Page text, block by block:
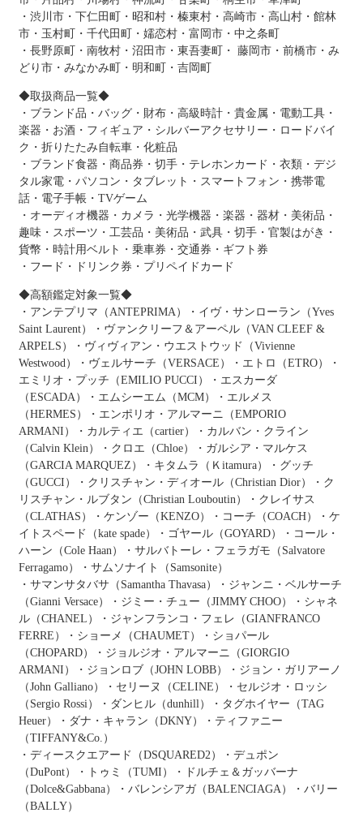
・渋川市・下仁田町・昭和村・榛東村・高崎市・高山村・館林
市・玉村町・千代田町・嬬恋村・富岡市・中之条町
・長野原町・南牧村・沼田市・東吾妻町・ 藤岡市・前橋市・み
どり市・みなかみ町・明和町・吉岡町
◆取扱商品一覧◆
・ブランド品・バッグ・財布・高級時計・貴金属・電動工具・
楽器・お酒・フィギュア・シルバーアクセサリー・ロードバイ
ク・折りたたみ自転車・化粧品
・ブランド食器・商品券・切手・テレホンカード・衣類・デジ
タル家電・パソコン・タブレット・スマートフォン・携帯電
話・電子手帳・TVゲーム
・オーディオ機器・カメラ・光学機器・楽器・器材・美術品・
趣味・スポーツ・工芸品・美術品・武具・切手・官製はがき・
貨幣・時計用ベルト・乗車券・交通券・ギフト券
・フード・ドリンク券・プリペイドカード
◆高額鑑定対象一覧◆
・アンテプリマ（ANTEPRIMA）・イヴ・サンローラン（Yves
Saint Laurent）・ヴァンクリーフ＆アーペル（VAN CLEEF &
ARPELS）・ヴィヴィアン・ウエストウッド（Vivienne
Westwood）・ヴェルサーチ（VERSACE）・エトロ（ETRO）・
エミリオ・プッチ（EMILIO PUCCI）・エスカーダ
（ESCADA）・エムシーエム（MCM）・エルメス
（HERMES）・エンポリオ・アルマーニ（EMPORIO
ARMANI）・カルティエ（cartier）・カルバン・クライン
（Calvin Klein）・クロエ（Chloe）・ガルシア・マルケス
（GARCIA MARQUEZ）・キタムラ（Ｋitamura）・グッチ
（GUCCI）・クリスチャン・ディオール（Christian Dior）・ク
リスチャン・ルブタン（Christian Louboutin）・クレイサス
（CLATHAS）・ケンゾー（KENZO）・コーチ（COACH）・ケ
イトスペード（kate spade）・ゴヤール（GOYARD）・コール・
ハーン（Cole Haan）・サルバトーレ・フェラガモ（Salvatore
Ferragamo）・サムソナイト（Samsonite）
・サマンサタバサ（Samantha Thavasa）・ジャンニ・ベルサーチ
（Gianni Versace）・ジミー・チュー（JIMMY CHOO）・シャネ
ル（CHANEL）・ジャンフランコ・フェレ（GIANFRANCO
FERRE）・ショーメ（CHAUMET）・ショパール
（CHOPARD）・ジョルジオ・アルマーニ（GIORGIO
ARMANI）・ジョンロブ（JOHN LOBB）・ジョン・ガリアーノ
（John Galliano）・セリーヌ（CELINE）・セルジオ・ロッシ
（Sergio Rossi）・ダンヒル（dunhill）・タグホイヤー（TAG
Heuer）・ダナ・キャラン（DKNY）・ティファニー
（TIFFANY&Co.）
・ディースクエアード（DSQUARED2）・デュポン
（DuPont）・トゥミ（TUMI）・ドルチェ＆ガッバーナ
（Dolce&Gabbana）・バレンシアガ（BALENCIAGA）・バリー
（BALLY）